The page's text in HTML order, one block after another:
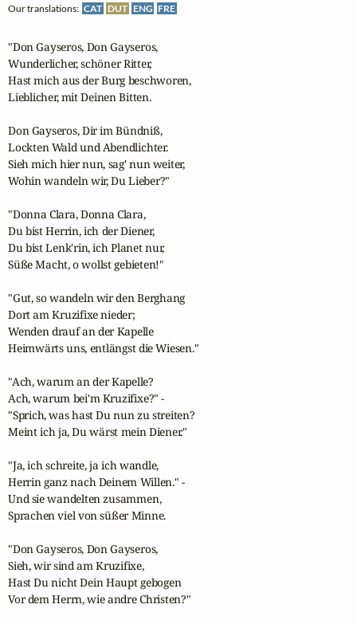
Our translations: CAT DUT ENG FRE
"Don Gayseros, Don Gayseros,
Wunderlicher, schöner Ritter,
Hast mich aus der Burg beschworen,
Lieblicher, mit Deinen Bitten.
Don Gayseros, Dir im Bündniß,
Lockten Wald und Abendlichter.
Sieh mich hier nun, sag' nun weiter,
Wohin wandeln wir, Du Lieber?"
"Donna Clara, Donna Clara,
Du bist Herrin, ich der Diener,
Du bist Lenk'rin, ich Planet nur,
Süße Macht, o wollst gebieten!"
"Gut, so wandeln wir den Berghang
Dort am Kruzifixe nieder;
Wenden drauf an der Kapelle
Heimwärts uns, entlängst die Wiesen."
"Ach, warum an der Kapelle?
Ach, warum bei'm Kruzifixe?" -
"Sprich, was hast Du nun zu streiten?
Meint ich ja, Du wärst mein Diener."
"Ja, ich schreite, ja ich wandle,
Herrin ganz nach Deinem Willen." -
Und sie wandelten zusammen,
Sprachen viel von süßer Minne.
"Don Gayseros, Don Gayseros,
Sieh, wir sind am Kruzifixe,
Hast Du nicht Dein Haupt gebogen
Vor dem Herrn, wie andre Christen?"